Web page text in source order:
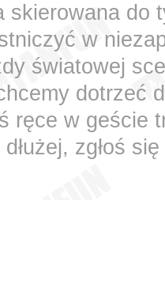
skierowana do
w
światowej
dotrzeć
ręce w geście
zgłoś